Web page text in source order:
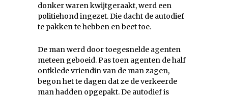
donker waren kwijtgeraakt, werd een
politiehond ingezet. Die dacht de autodief
te pakken te hebben en beet toe.
De man werd door toegesnelde agenten
meteen geboeid. Pas toen agenten de half
ontklede vriendin van de man zagen,
begon het te dagen dat ze de verkeerde
man hadden opgepakt. De autodief is